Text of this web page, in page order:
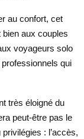
au confort, cet
aux couples
voyageurs solo
qui
très éloigné du
peut-être pas le
: l’accès,